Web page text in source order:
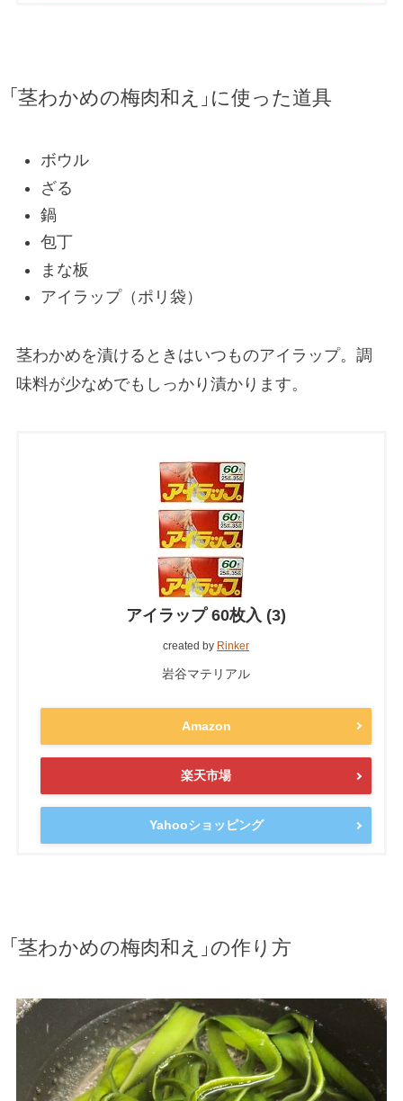
「茎わかめの梅肉和え」に使った道具
ボウル
ざる
鍋
包丁
まな板
アイラップ（ポリ袋）
茎わかめを漬けるときはいつものアイラップ。調
味料が少なめでもしっかり漬かります。
アイラップ 60枚入 (3)
created by Rinker
岩谷マテリアル
Amazon
楽天市場
Yahooショッピング
「茎わかめの梅肉和え」の作り方